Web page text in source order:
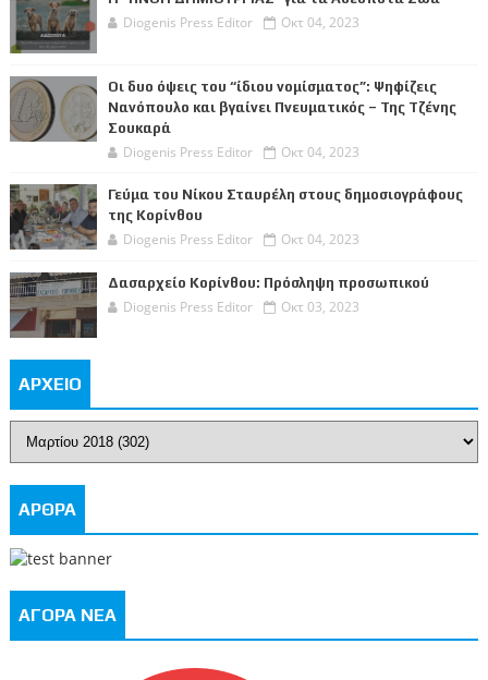
Diogenis Press Editor Οκτ 04, 2023
Οι δυο όψεις του “ίδιου νομίσματος”: Ψηφίζεις
Νανόπουλο και βγαίνει Πνευματικός – Της Τζένης
Σουκαρά
Diogenis Press Editor Οκτ 04, 2023
Γεύμα του Νίκου Σταυρέλη στους δημοσιογράφους
της Κορίνθου
Diogenis Press Editor Οκτ 04, 2023
Δασαρχείο Κορίνθου: Πρόσληψη προσωπικού
Diogenis Press Editor Οκτ 03, 2023
ΑΡΧΕΙΟ
ΑΡΘΡΑ
ΑΓΟΡΑ ΝΕΑ